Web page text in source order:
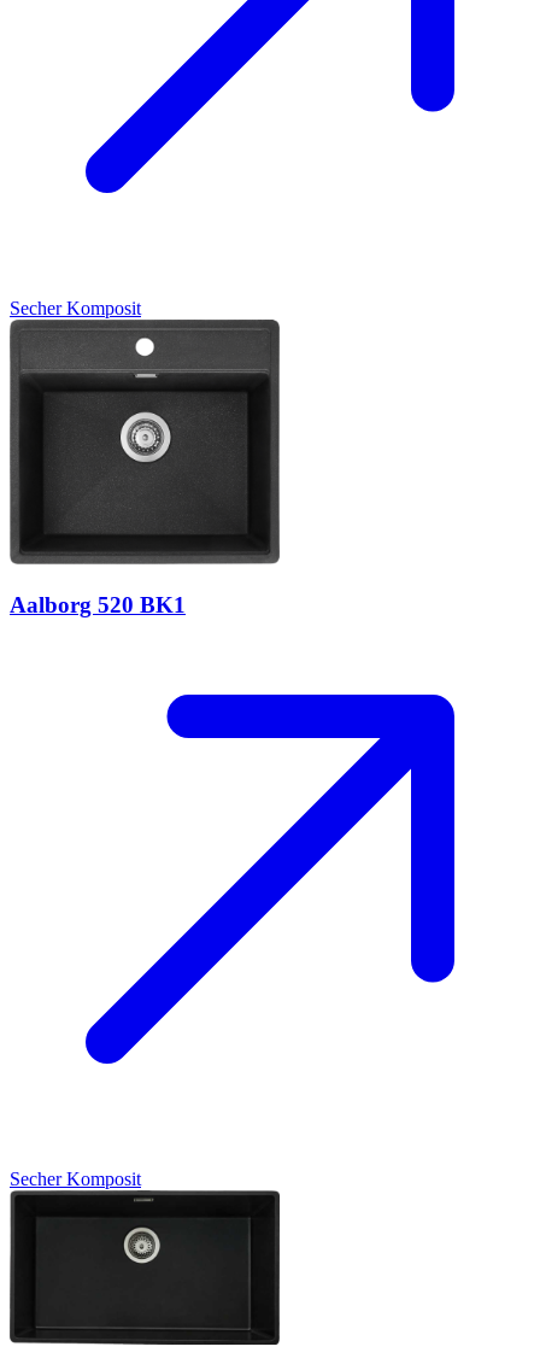
SecherKomposit
Aalborg 520 BK1
SecherKomposit